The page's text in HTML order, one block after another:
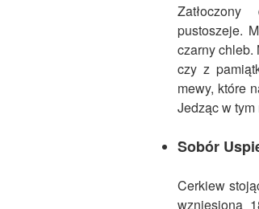
pustoszeje.
czarny chleb.
czy z
mewy, które
Jedząc w
Sobór
Cerkiew
wzniesiona